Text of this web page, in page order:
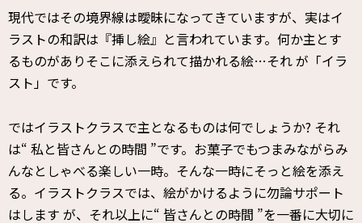
現代ではその境界線は曖昧になってきていますが、実はイ
ラストの和訳は『挿し絵』と言われています。何か主とす
るものがありそこに添えられて描かれる絵…それ が「イラ
スト」です。
ではイラストクラスで主となるものは何でしょうか? それ
は“ 私と皆さんとの時間 ”です。お菓子でもつまみながらみ
んなとしゃべる楽しい一時。そんな一時にそっと絵を添え
る。イラストクラスでは、絵がかけるように勿論サポート
はします が、それ以上に“ 皆さんとの時間 ”を一番に大切に